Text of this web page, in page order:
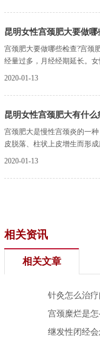
昆明女性宫颈肥大要做哪
宫颈肥大要做哪些检查?宫颈
经量过多，月经经期延长。
2020-01-13
昆明女性宫颈肥大有什么
宫颈肥大是慢性宫颈炎的一
皮脱落、柱状上皮增生而形
2020-01-13
相关资讯
相关文章
针灸怎么治
宫颈糜烂是
继发性闭经